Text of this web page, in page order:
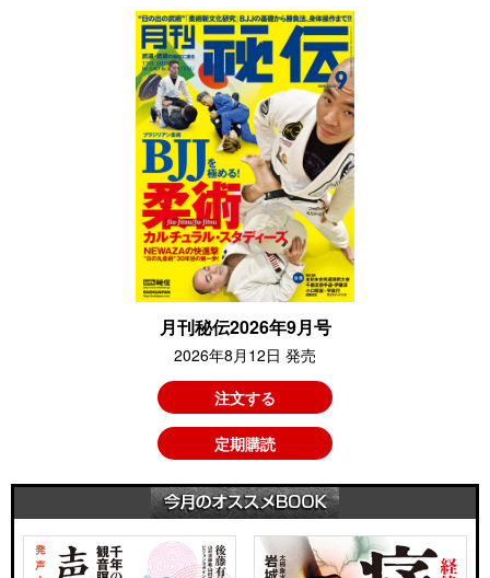
月刊秘伝2026年9月号
2026年8月12日 発売
注文する
定期購読